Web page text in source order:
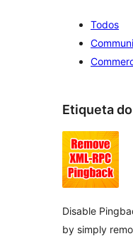
Todos
Etiqueta
Disable
by simply